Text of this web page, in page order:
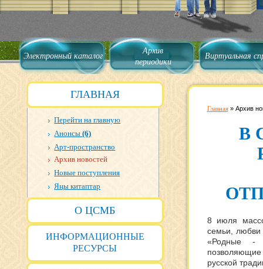
Электронный каталог
Архив
периодики
Виртуальная
ГЛАВНАЯ
Перейти на главную
Анонсы(6)
Арт-пространство
Архив новостей
Новые поступления
Яңы китаптар
О ЦСМБ
ИНФОРМАЦИОННЫЕ
РЕСУРСЫ
Главная» Архив
В
8 июля
семьи, любви
«Родные -
позволяющие
русской